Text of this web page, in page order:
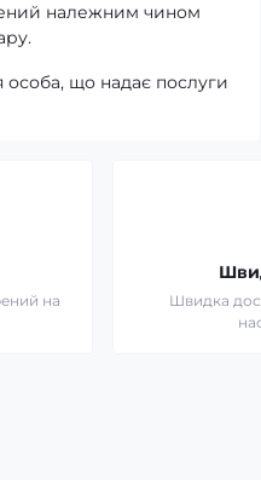
належним чином
особа, що надає послуги
на
Швидка